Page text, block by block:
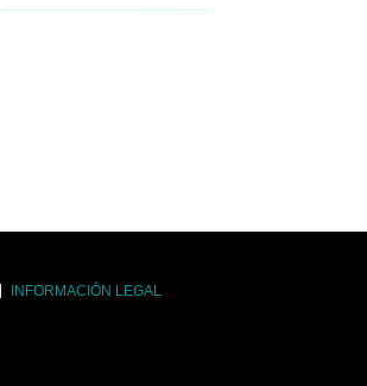
INFORMACIÓN LEGAL